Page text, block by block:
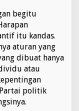
begitu
itu kandas.
aturan yang
dibuat hanya
atau
politik